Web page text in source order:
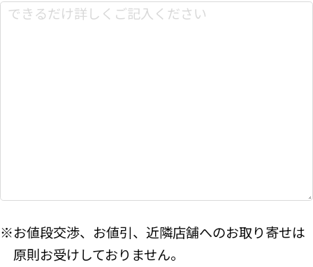
※お値段交渉、お値引、近隣店舗へのお取り寄せは
原則お受けしておりません。